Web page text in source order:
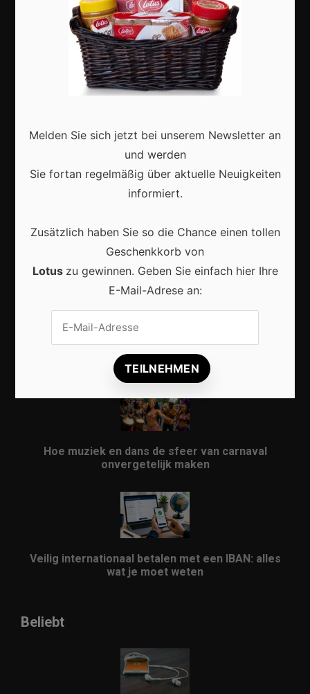
Karneval in Deutschland: Traditionen, Kostüme und
moderne Feierkultur
Karneval in Berlin erleben: Kreativität, Kultur und
Gemeinschaft auf einzigartige Weise entdecken
Vrijwilligers maken van carnaval een onvergetelijk
evenement
Hoe muziek en dans de sfeer van carnaval
onvergetelijk maken
Veilig internationaal betalen met een IBAN: alles
wat je moet weten
Beliebt
Melden Sie sich jetzt bei unserem Newsletter an
und werden
Sie fortan regelmäßig über aktuelle Neuigkeiten
informiert.
Zusätzlich haben Sie so die Chance einen tollen
Geschenkkorb von
Lotus zu gewinnen. Geben Sie einfach hier Ihre
E-Mail-Adrese an: